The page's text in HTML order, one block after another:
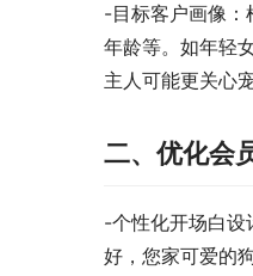
-目标客户画像：
年龄等。如年轻
主人可能更关心
二、优化会
-个性化开场白设
好，您家可爱的